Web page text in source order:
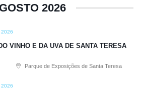
2026
VINHO E DA UVA DE SANTA TERESA
Parque de Exposições de Santa Teresa